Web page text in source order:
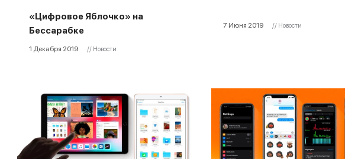
«Цифровое Яблочко» на
Бессарабке
1 Декабря 2019 // Новости
7 Июня 2019 // Новости